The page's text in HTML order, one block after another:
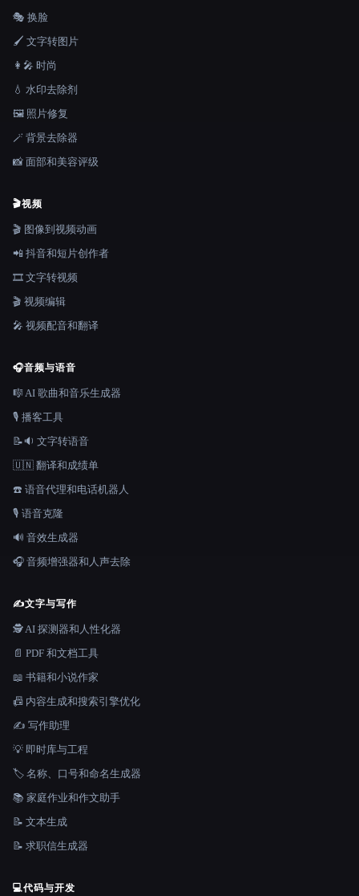
🎭 换脸
🖌️ 文字转图片
👩‍🎤 时尚
💧 水印去除剂
🖼️ 照片修复
🪄 背景去除器
📸 面部和美容评级
🎬视频
🎬 图像到视频动画
📲 抖音和短片创作者
🎞️ 文字转视频
🎬 视频编辑
🎤 视频配音和翻译
🎧音频与语音
🎼 AI 歌曲和音乐生成器
🎙️ 播客工具
📝🔉 文字转语音
🇺🇳 翻译和成绩单
☎️ 语音代理和电话机器人
🎙️ 语音克隆
🔊 音效生成器
🎧 音频增强器和人声去除
✍️文字与写作
🕵️ AI 探测器和人性化器
📄 PDF 和文档工具
📖 书籍和小说作家
📠 内容生成和搜索引擎优化
✍️ 写作助理
💡 即时库与工程
🏷️ 名称、口号和命名生成器
📚 家庭作业和作文助手
📝 文本生成
📝 求职信生成器
💻代码与开发